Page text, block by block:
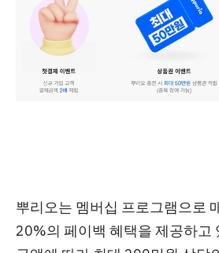
뿌리오는 멤버십 프로그램으로
20%의 페이백 혜택을 제공하고